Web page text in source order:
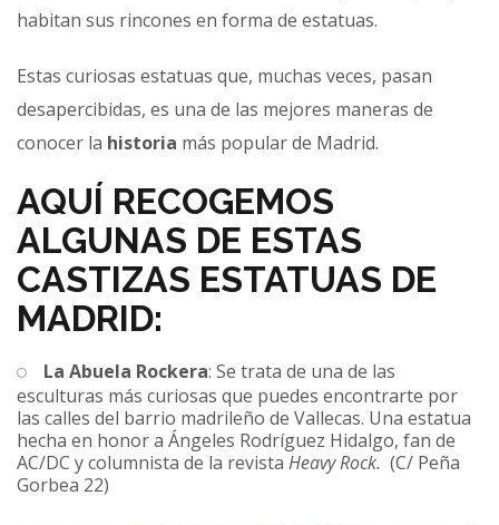
habitan sus rincones en forma de estatuas.
Estas curiosas estatuas que, muchas veces, pasan
desapercibidas, es una de las mejores maneras de
conocer la historia más popular de Madrid.
AQUÍ RECOGEMOS
ALGUNAS DE ESTAS
CASTIZAS ESTATUAS DE
MADRID:
La Abuela Rockera: Se trata de una de las
esculturas más curiosas que puedes encontrarte por
las calles del barrio madrileño de Vallecas. Una estatua
hecha en honor a Ángeles Rodríguez Hidalgo, fan de
AC/DC y columnista de la revista Heavy Rock. (C/ Peña
Gorbea 22)